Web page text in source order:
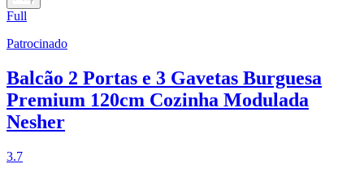
Full
Patrocinado
Balcão 2 Portas e 3 Gavetas Burguesa
Premium 120cm Cozinha Modulada
Nesher
3.7